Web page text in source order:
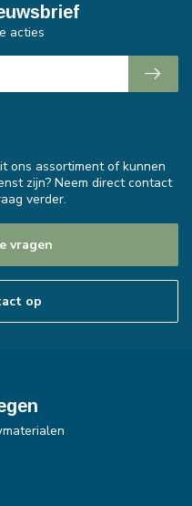
ons assortiment of kunnen
zijn? Neem direct contact
verder.
vragen
op
acties